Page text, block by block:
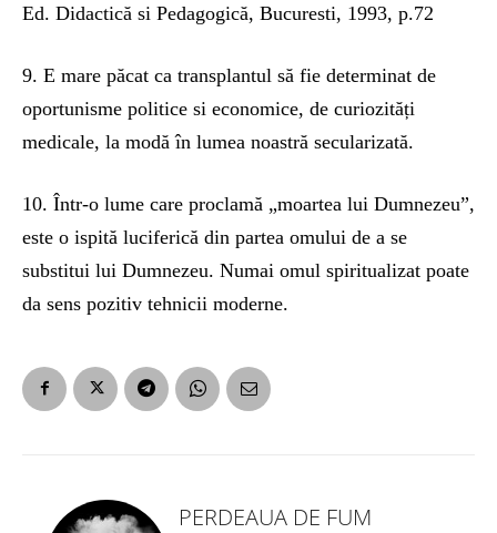
Ed. Didactică si Pedagogică, Bucuresti, 1993, p.72
9. E mare păcat ca transplantul să fie determinat de
oportunisme politice si economice, de curiozități
medicale, la modă în lumea noastră secularizată.
10. Într-o lume care proclamă „moartea lui Dumnezeu”,
este o ispită luciferică din partea omului de a se
substitui lui Dumnezeu. Numai omul spiritualizat poate
da sens pozitiv tehnicii moderne.
PERDEAUA DE FUM